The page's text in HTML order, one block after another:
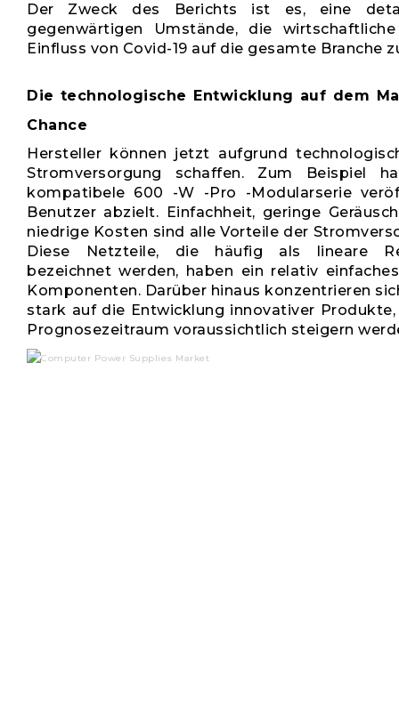
Der Zweck des Berichts ist es, eine
gegenwärtigen Umstände, die
Einfluss von Covid-19 auf die gesamte Branche
Die technologische Entwicklung auf dem
Chance
Hersteller können jetzt aufgrund
Stromversorgung schaffen. Zum Beispiel
kompatibele 600 -W -Pro -Modularserie
Benutzer abzielt. Einfachheit, geringe
niedrige Kosten sind alle Vorteile der
Diese Netzteile, die häufig als lineare
bezeichnet werden, haben ein relativ
Komponenten. Darüber hinaus konzentrieren
stark auf die Entwicklung innovativer
Prognosezeitraum voraussichtlich steigern